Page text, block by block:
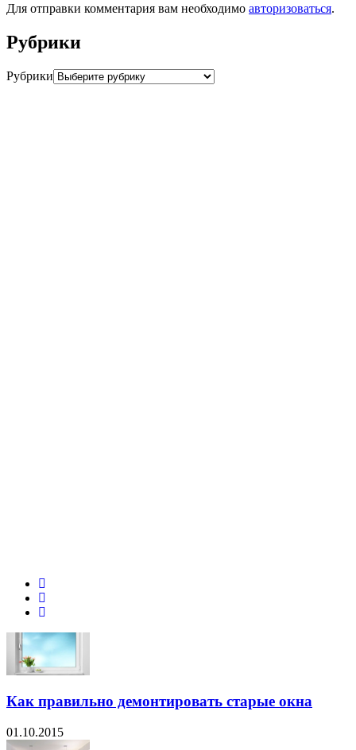
Для отправки комментария вам необходимо авторизоваться.
Рубрики
Рубрики
Как правильно демонтировать старые окна
01.10.2015